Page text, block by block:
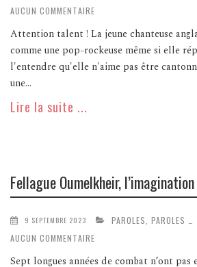
AUCUN COMMENTAIRE
Attention talent ! La jeune chanteuse
comme une pop-rockeuse même si elle
l'entendre qu'elle n'aime pas être
une...
Lire la suite ...
Fellague Oumelkheir,
9 SEPTEMBRE 2023
PAROLES, PAROLES …
AUCUN COMMENTAIRE
Sept longues années de combat n’ont